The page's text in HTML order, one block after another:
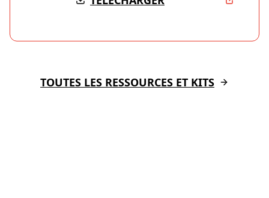
TOUTES LES RESSOURCES ET KITS